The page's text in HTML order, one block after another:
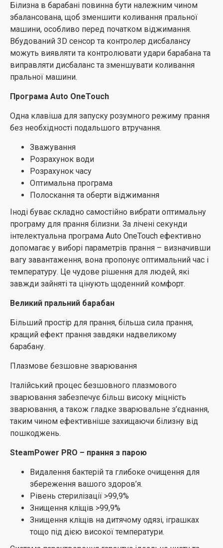
Видалення бактерій та глибоке очищення для
збереження вашого здоров’я.
Рівень стерилізації >99,9%
Знищення кліщів >99,9%
Знищення кліщів на дитячому одязі, іграшках
тощо під дією високої температури.
повністю продезінфіковану білизну, яка практично не
Розумний дозатор для миючих засобів
Ефективне дозування.
Спеціальна конструкція шухляди, яка була
розроблена для покращення дозування, в якій
окремий відсік для рідини для прання запобігає її
залишається в шухляді, доки пральна машина не
набере воду. У відділенні для порошку є спеціальний
елемент – перемішувач, який запобігає накопиченню
та злипанню порошку – обертаючись під час забору
води, він сприяє кращому змішуванню порошку з
водою, запобігаючи накопиченню та злипанню.
Висока температура всередині пральної машини
більше не є проблемою. Дверцята з двошаровим
Ви можете бути впевнені, що ваша дитина може
безпечно торкатися скла дверцят без ризику
отримати опіки.
Широкі хромовані двері 520 мм
Зовнішній вигляд більш розкішний і гарний.
Збільшений завантажувальний люк 330 мм
Легке завантаження та виймання білизни.
Великий отвір дверей – проста деталь у
повсякденному житті, але надзвичайно практична,
коли справа доходить до завантаження або
вивантаження великих речей, таких як ковдри,
постільна білизна чи рушники.
Білизна в барабані повинна бути належним чином
збалансована, щоб зменшити коливання пральної
машини, особливо перед початком віджимання.
Вбудований 3D сенсор та контролер дисбалансу
можуть виявляти та контролювати удари барабана та
виправляти дисбаланс та зменшувати коливання
пральної машини.
Програма Auto OneTouch
Одна клавіша для запуску розумного режиму прання
без необхідності подальшого втручання.
Зважування
Розрахунок води
Розрахунок часу
Оптимальна програма
Полоскання та оберти віджимання
Іноді буває складно самостійно вибрати оптимальну
програму для прання білизни. За лічені секунди
інтелектуальна програма Auto OneTouch ефективно
допомагає у виборі параметрів прання – визначивши
вагу завантаження, вона пропонує оптимальний час і
температуру. Це чудове рішення для людей, які
завжди зайняті та цінують щоденний комфорт.
Великий пральний барабан
Більший простір для прання, більша сила прання,
кращий ефект прання завдяки надвеликому
барабану.
Плазмове безшовне зварювання
Італійський процес безшовного плазмового
зварювання забезпечує більш високу міцність
зварювання, а також гладке зварювальне з’єднання,
таким чином ефективніше захищаючи білизну від
пошкоджень.
SteamPower PRO – прання з парою
Видалення бактерій та глибоке очищення для
збереження вашого здоров’я.
Рівень стерилізації >99,9%
Знищення кліщів >99,9%
Знищення кліщів на дитячому одязі, іграшках
тощо під дією високої температури.